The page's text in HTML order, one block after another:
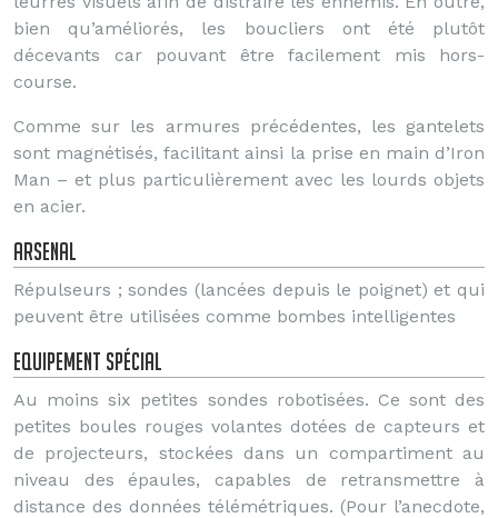
bien qu’améliorés, les boucliers ont été plutôt
décevants car pouvant être facilement mis hors-
course.
Comme sur les armures précédentes, les gantelets
sont magnétisés, facilitant ainsi la prise en main d’Iron
Man – et plus particulièrement avec les lourds objets
en acier.
Arsenal
Répulseurs ; sondes (lancées depuis le poignet) et qui
peuvent être utilisées comme bombes intelligentes
Equipement spécial
Au moins six petites sondes robotisées. Ce sont des
petites boules rouges volantes dotées de capteurs et
de projecteurs, stockées dans un compartiment au
niveau des épaules, capables de retransmettre à
distance des données télémétriques. (Pour l’anecdote,